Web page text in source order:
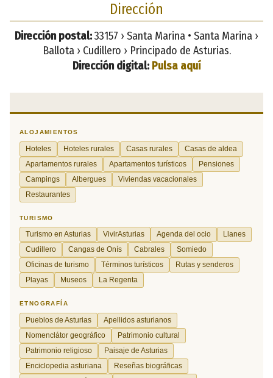
Dirección
Dirección postal:33157 › Santa Marina • Santa Marina ›
Ballota › Cudillero › Principado de Asturias.
Dirección digital: Pulsa aquí